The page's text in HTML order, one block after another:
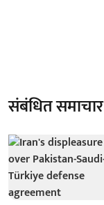
संबंधित समाचार